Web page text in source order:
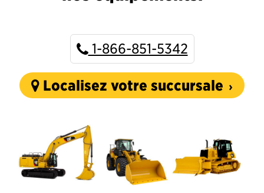
1-866-851-5342
Localisez votre succursale